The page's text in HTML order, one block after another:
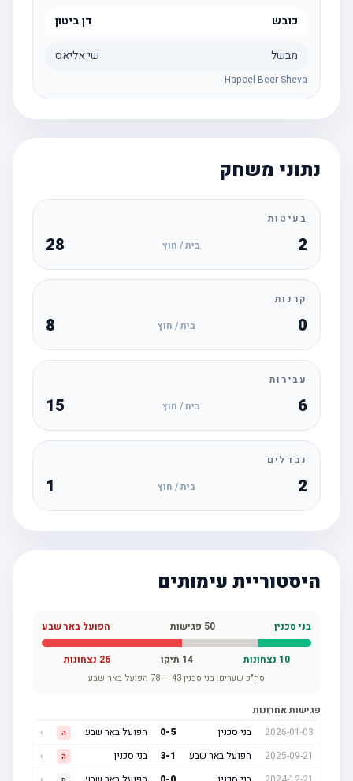
כובש דן ביטון
מבשל שי אליאס
Hapoel Beer Sheva
נתוני משחק
בעיטות
בית / חוץ 28
קרנות
בית / חוץ
עבירות
בית / חוץ 15
נבדלים
בית / חוץ
היסטוריית עימותים
בני סכנין 50פגישות הפועל באר שבע
10נצחונות 14תיקו 26נצחונות
סה"כ שערים:בני סכנין 43
—
78 הפועל באר שבע
פגישות אחרונות
2026-01-03
בני סכנין 0- הפועל באר שבע
2025-09-21
הפועל באר שבע 3 בני סכנין